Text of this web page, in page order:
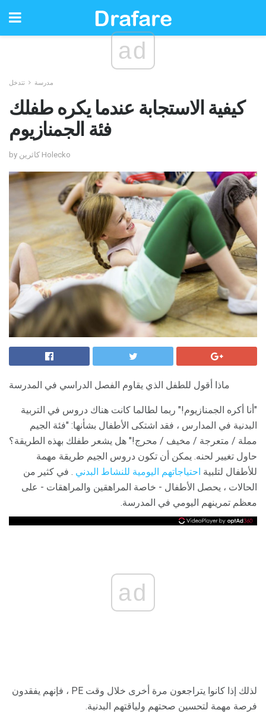
ad
مدرسة تتدخل
كيفية الاستجابة عندما يكره طفلك
فئة الجمنازيوم
by كاثرين Holecko
ماذا أقول للطفل الذي يقاوم الفصل الدراسي في المدرسة
"أنا أكره الجمنازيوم!" ربما لطالما كانت هناك دروس في التربية
البدنية في المدارس ، فقد اشتكى الأطفال بشأنها: "فئة الجيم
مملة / متعرجة / مخيف / محرج!" هل يشعر طفلك بهذه الطريقة؟
حاول تغيير لحنه. يمكن أن تكون دروس الجيم طريقة مهمة
للأطفال لتلبية احتياجاتهم اليومية للنشاط البدني . في كثير من
الحالات ، يحصل الأطفال - خاصة المراهقين والمراهقات - على
معظم تمرينهم اليومي في المدرسة.
ad
لذلك إذا كانوا يتراجعون مرة أخرى خلال وقت PE ، فإنهم يفقدون
فرصة مهمة لتحسين صحتهم ولياقتهم البدنية.